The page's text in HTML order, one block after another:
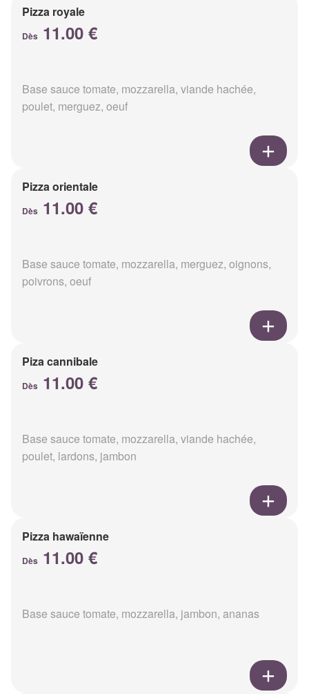
Pizza royale
Dès 11.00 €
Base sauce tomate, mozzarella, viande hachée,
poulet, merguez, oeuf
Pizza orientale
Dès 11.00 €
Base sauce tomate, mozzarella, merguez, oignons,
poivrons, oeuf
Piza cannibale
Dès 11.00 €
Base sauce tomate, mozzarella, viande hachée,
poulet, lardons, jambon
Pizza hawaïenne
Dès 11.00 €
Base sauce tomate, mozzarella, jambon, ananas